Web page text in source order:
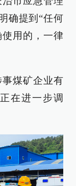
确提到“任何
用的，一律
煤矿企业有
在进一步调